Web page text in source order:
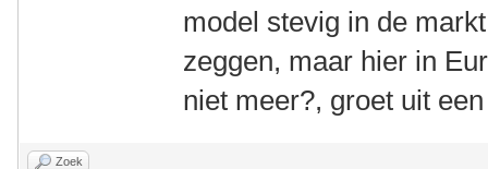
model stevig in de
zeggen, maar hier in
niet meer?, groet uit
Zoek